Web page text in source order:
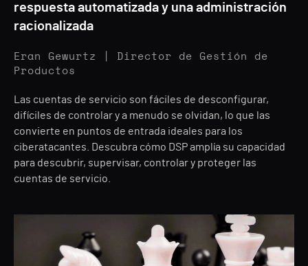
respuesta automatizada y una administración
racionalizada
Eran Gewurtz | Director de Gestión de
Productos
Las cuentas de servicio son fáciles de desconfigurar,
difíciles de controlar y a menudo se olvidan, lo que las
convierte en puntos de entrada ideales para los
ciberatacantes. Descubra cómo DSP amplía su capacidad
para descubrir, supervisar, controlar y proteger las
cuentas de servicio.